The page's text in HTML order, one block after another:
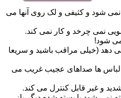
شود و کثیفی و لک روی آنها می
نمی چرخد و کار نمی کند.
شود!
دهد (خیلی مراقب باشید و سریعا
ها صداهای عجیب غریب می
و غیر قابل کنترل می کند.